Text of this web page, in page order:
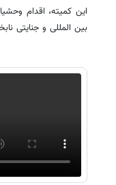
این کمیته، اقدام
بین المللی و جنایتی